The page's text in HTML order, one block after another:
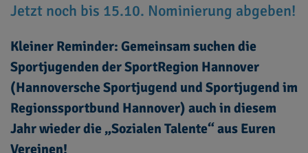
Jetzt noch bis 15.10. Nominierung abgeben!
Kleiner Reminder: Gemeinsam suchen die
Sportjugenden der SportRegion Hannover
(Hannoversche Sportjugend und Sportjugend im
Regionssportbund Hannover) auch in diesem
Jahr wieder die „Sozialen Talente“ aus Euren
Vereinen!